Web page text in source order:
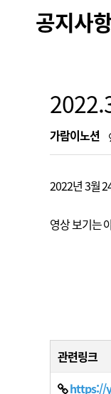
공지사
가람이노션
2022년 3월
영상 보기는
관련링크
https://